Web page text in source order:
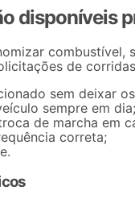
disponíveis
combustível,
de
sem deixar
sempre em dia;
de marcha em
correta;